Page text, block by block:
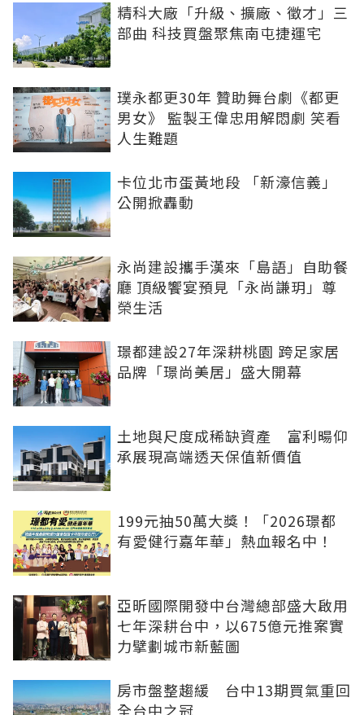
精科大廠「升級、擴廠、徵才」三
部曲 科技買盤聚焦南屯捷運宅
璞永都更30年 贊助舞台劇《都更
男女》 監製王偉忠用解悶劇 笑看
人生難題
卡位北市蛋黃地段 「新濠信義」
公開掀轟動
永尚建設攜手漢來「島語」自助餐
廳 頂級饗宴預見「永尚謙玥」尊
榮生活
璟都建設27年深耕桃園 跨足家居
品牌「璟尚美居」盛大開幕
土地與尺度成稀缺資產 富利暘仰
承展現高端透天保值新價值
199元抽50萬大獎！「2026璟都
有愛健行嘉年華」熱血報名中！
亞昕國際開發中台灣總部盛大啟用
七年深耕台中，以675億元推案實
力擘劃城市新藍圖
房市盤整趨緩 台中13期買氣重回
全台中之冠